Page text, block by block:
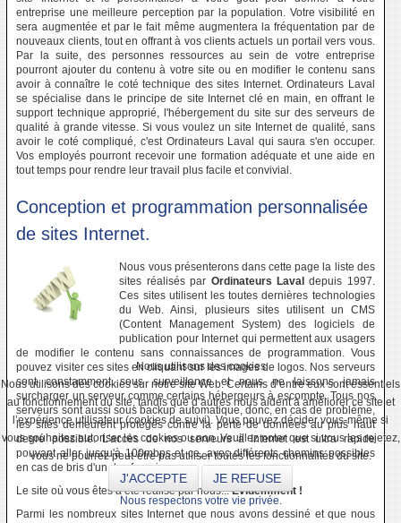
entreprise une meilleure perception par la population. Votre visibilité en
sera augmentée et par le fait même augmentera la fréquentation par de
nouveaux clients, tout en offrant à vos clients actuels un portail vers vous.
Par la suite, des personnes ressources au sein de votre entreprise
pourront ajouter du contenu à votre site ou en modifier le contenu sans
avoir à connaître le coté technique des sites Internet. Ordinateurs Laval
se spécialise dans le principe de site Internet clé en main, en offrant le
support technique approprié, l'hébergement du site sur des serveurs de
qualité à grande vitesse. Si vous voulez un site Internet de qualité, sans
avoir le coté compliqué, c'est Ordinateurs Laval qui saura s'en occuper.
Vos employés pourront recevoir une formation adéquate et une aide en
tout temps pour rendre leur travail plus facile et convivial.
Conception et programmation personnalisée
de sites Internet.
Nous vous présenterons dans cette page la liste des
sites réalisés par Ordinateurs Laval depuis 1997.
Ces sites utilisent les toutes dernières technologies
du Web. Ainsi, plusieurs sites utilisent un CMS
(Content Management System) des logiciels de
publication pour Internet qui permettent aux usagers
de modifier le contenu sans connaissances de programmation. Vous
pouvez visiter ces sites en cliquant sur les images de logos. Nos serveurs
sont constamment sous surveillance et nous ne laissons jamais
surcharger un serveur comme certains hébergeurs à escompte. Tous nos
serveurs sont aussi sous backup automatique, donc, en cas de problème,
les sites demeurent protégés contre la perte de données au plus haut
degré possible. L'accès de nos serveurs à Internet est ultra rapide
pouvant aller jusqu'à 100mbps et ce, avec différents chemins possibles
en cas de bris d'un des fournisseurs.
Le site où vous êtes a été réalisé par nous...Évidemment !
Parmi les nombreux sites Internet que nous avons dessiné et que nous
Nous utilisons des cookies
Nous utilisons des cookies sur notre site Web. Certains d’entre eux sont essentiels
au fonctionnement du site, tandis que d’autres nous aident à améliorer ce site et
l’expérience utilisateur (cookies de suivi). Vous pouvez décider vous-même si
vous souhaitez autoriser les cookies ou non. Veuillez noter que si vous les rejetez,
vous ne pourrez peut-être pas utiliser toutes les fonctionnalités du site.
J'ACCEPTE JE REFUSE
Nous respectons votre vie privée.